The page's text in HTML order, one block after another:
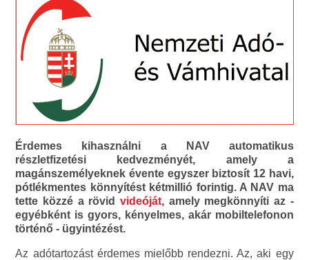
Érdemes kihasználni a NAV automatikus
részletfizetési kedvezményét, amely a
magánszemélyeknek évente egyszer biztosít 12 havi,
pótlékmentes könnyítést kétmillió forintig. A NAV ma
tette közzé a rövid videóját, amely megkönnyíti az -
egyébként is gyors, kényelmes, akár mobiltelefonon
történő - ügyintézést.
Az adótartozást érdemes mielőbb rendezni. Az, aki egy